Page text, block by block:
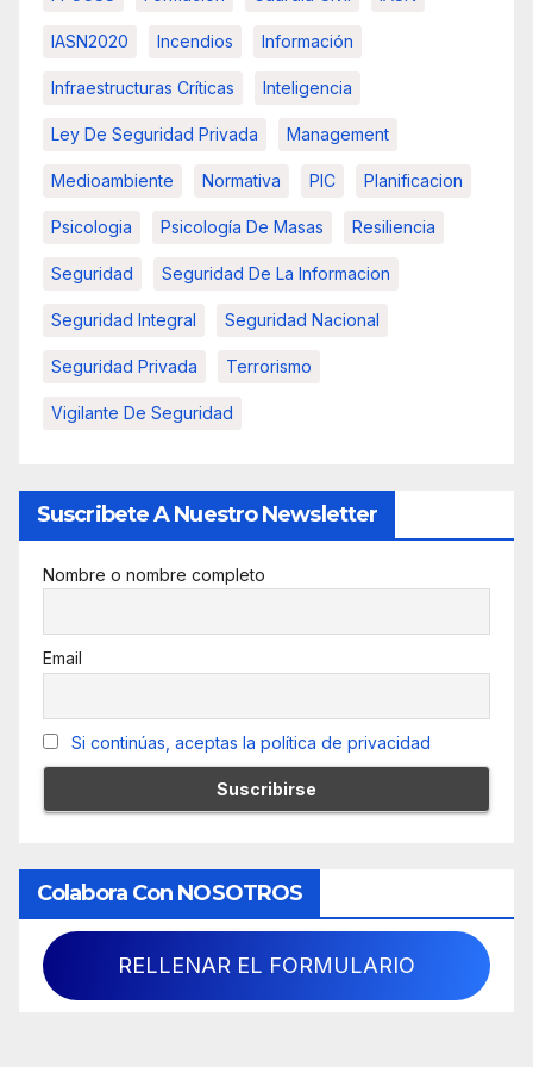
IASN2020 Incendios Información
Infraestructuras Críticas Inteligencia
Ley De Seguridad Privada Management
Medioambiente Normativa PIC Planificacion
Psicologia Psicología De Masas Resiliencia
Seguridad Seguridad De La Informacion
Seguridad Integral Seguridad Nacional
Seguridad Privada Terrorismo
Vigilante De Seguridad
Suscribete A Nuestro Newsletter
Nombre o nombre completo
Email
Si continúas, aceptas la política de privacidad
Colabora Con NOSOTROS
RELLENAR EL FORMULARIO